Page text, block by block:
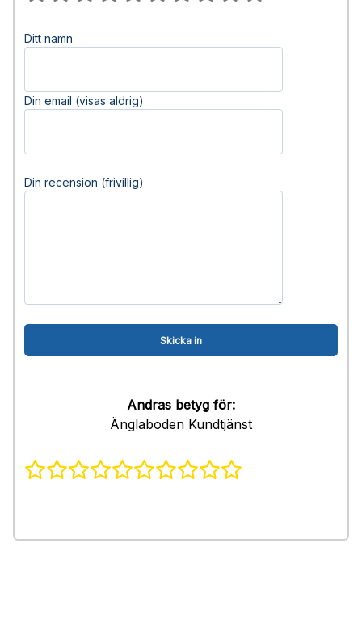
Ditt namn
Din email (visas aldrig)
Din recension (frivillig)
Andras betyg för:
Änglaboden Kundtjänst